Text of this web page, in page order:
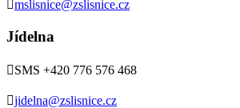
mslisnice@zslisnice.cz
Jídelna
SMS +420 776 576 468
jidelna@zslisnice.cz